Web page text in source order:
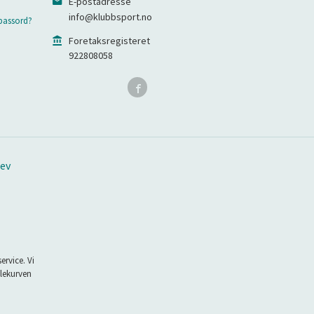
info@klubbsport.no
Foretaksregisteret
922808058
Vi